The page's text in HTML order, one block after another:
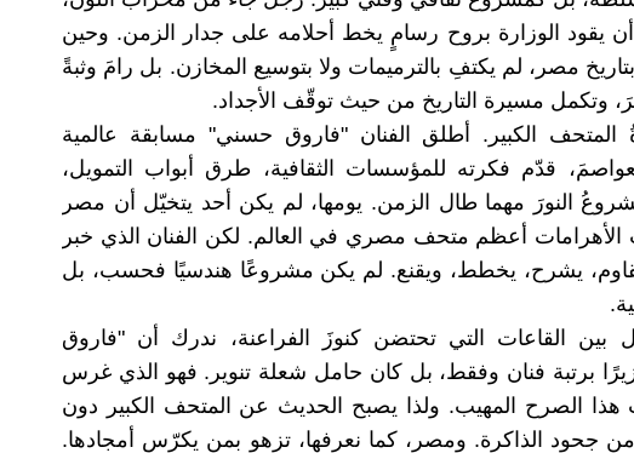
يقود الوزارة بروح رسامٍ يخط أحلامه على جدار الزمن. وحين
مصر، لم يكتفِ بالترميمات ولا بتوسيع المخازن. بل رامَ وثبةً
وتكمل مسيرة التاريخ من حيث توقّف الأجداد.
الكبير. أطلق الفنان "فاروق حسني" مسابقة عالمية
قدّم فكرته للمؤسسات الثقافية، طرق أبواب التمويل،
النورَ مهما طال الزمن. يومها، لم يكن أحد يتخيّل أن مصر
أعظم متحف مصري في العالم. لكن الفنان الذي خبر
يشرح، يخطط، ويقنع. لم يكن مشروعًا هندسيًا فحسب، بل
بين القاعات التي تحتضن كنوزَ الفراعنة، ندرك أن "فاروق
برتبة فنان وفقط، بل كان حامل شعلة تنوير. فهو الذي غرس
هذا الصرح المهيب. ولذا يصبح الحديث عن المتحف الكبير دون
جحود الذاكرة. ومصر، كما نعرفها، تزهو بمن يكرّس أمجادها.